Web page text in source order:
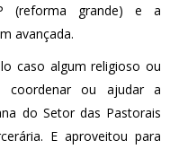
(reforma grande) e a
avançada.
caso algum religioso ou
coordenar ou ajudar a
do Setor das Pastorais
E aproveitou para